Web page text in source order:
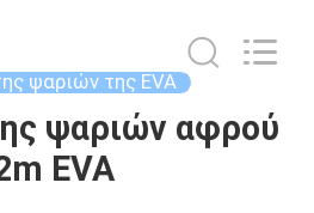
ψαριών της EVA
ψαριών αφρού
EVA